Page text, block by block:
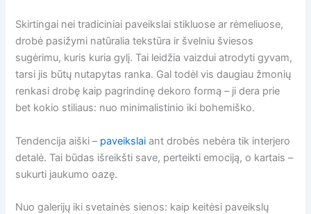
Skirtingai nei tradiciniai paveikslai stikluose ar rėmeliuose,
drobė pasižymi natūralia tekstūra ir švelniu šviesos
sugėrimu, kuris kuria gylį. Tai leidžia vaizdui atrodyti gyvam,
tarsi jis būtų nutapytas ranka. Gal todėl vis daugiau žmonių
renkasi drobę kaip pagrindinę dekoro formą – ji dera prie
bet kokio stiliaus: nuo minimalistinio iki bohemiško.
Tendencija aiški – paveikslai ant drobės nebėra tik interjero
detalė. Tai būdas išreikšti save, perteikti emociją, o kartais –
sukurti jaukumo oazę.
Nuo galerijų iki svetainės sienos: kaip keitėsi paveikslų